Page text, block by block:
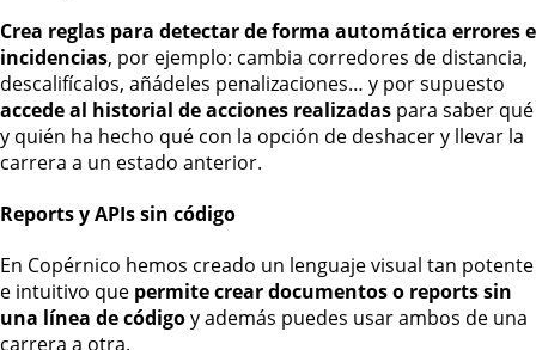
Crea reglas para detectar de forma automática errores e
incidencias, por ejemplo: cambia corredores de distancia,
descalifícalos, añádeles penalizaciones… y por supuesto
accede al historial de acciones realizadas para saber qué
y quién ha hecho qué con la opción de deshacer y llevar la
carrera a un estado anterior.
Reports y APIs sin código
En Copérnico hemos creado un lenguaje visual tan potente
e intuitivo que permite crear documentos o reports sin
una línea de códigoy además puedes usar ambos de una
carrera a otra.